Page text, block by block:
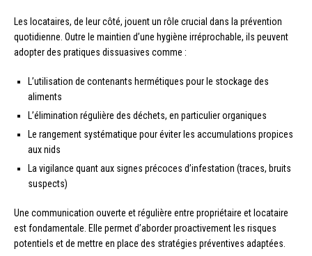
Les locataires, de leur côté, jouent un rôle crucial dans la prévention
quotidienne. Outre le maintien d’une hygiène irréprochable, ils peuvent
adopter des pratiques dissuasives comme :
L’utilisation de contenants hermétiques pour le stockage des
aliments
L’élimination régulière des déchets, en particulier organiques
Le rangement systématique pour éviter les accumulations propices
aux nids
La vigilance quant aux signes précoces d’infestation (traces, bruits
suspects)
Une communication ouverte et régulière entre propriétaire et locataire
est fondamentale. Elle permet d’aborder proactivement les risques
potentiels et de mettre en place des stratégies préventives adaptées.